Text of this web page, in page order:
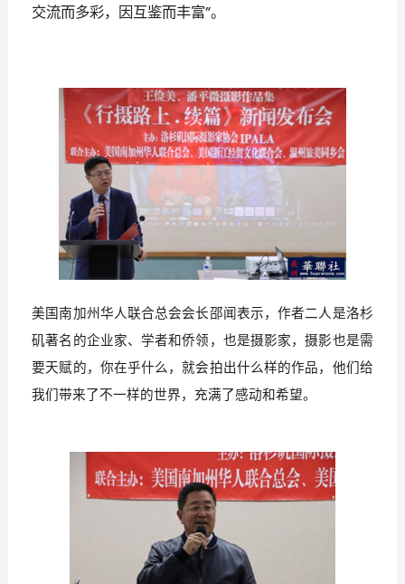
交流而多彩，因互鉴而丰富”。
美国南加州华人联合总会会长邵闻表示，作者二人是洛杉
矶著名的企业家、学者和侨领，也是摄影家，摄影也是需
要天赋的，你在乎什么，就会拍出什么样的作品，他们给
我们带来了不一样的世界，充满了感动和希望。